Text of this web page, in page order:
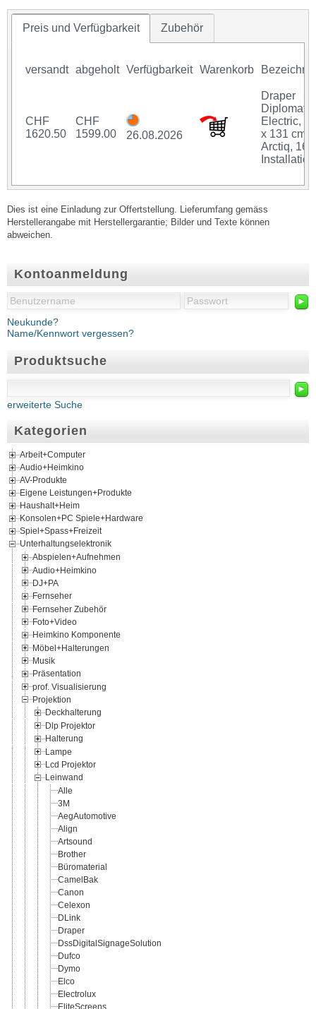
Kontoanmeldung
►
Neukunde?
Name/Kennwort vergessen?
Produktsuche
►
erweiterte Suche
Kategorien
Arbeit+Computer
Audio+Heimkino
AV-Produkte
Eigene Leistungen+Produkte
Haushalt+Heim
Konsolen+PC Spiele+Hardware
Spiel+Spass+Freizeit
Unterhaltungselektronik
Abspielen+Aufnehmen
Audio+Heimkino
DJ+PA
Fernseher
Fernseher Zubehör
Foto+Video
Heimkino Komponente
Möbel+Halterungen
Musik
Präsentation
prof. Visualisierung
Projektion
Deckhalterung
Dlp Projektor
Halterung
Lampe
Lcd Projektor
Leinwand
Alle
3M
AegAutomotive
Align
Artsound
Brother
Büromaterial
CamelBak
Canon
Celexon
DLink
Draper
DssDigitalSignageSolution
Dufco
Dymo
Elco
Electrolux
EliteScreens
Preis und Verfügbarkeit Zubehör
versandt abgeholt Verfügbarkeit Warenkorb
CHF
1620.50
CHF
1599.00
26.08.2026
Draper
Diplomat
Electric,
x 131 cm,
Arctiq,
Installation
Dies ist eine Einladung zur Offertstellung. Lieferumfang gemäss
Herstellerangabe mit Herstellergarantie; Bilder und Texte können
abweichen.